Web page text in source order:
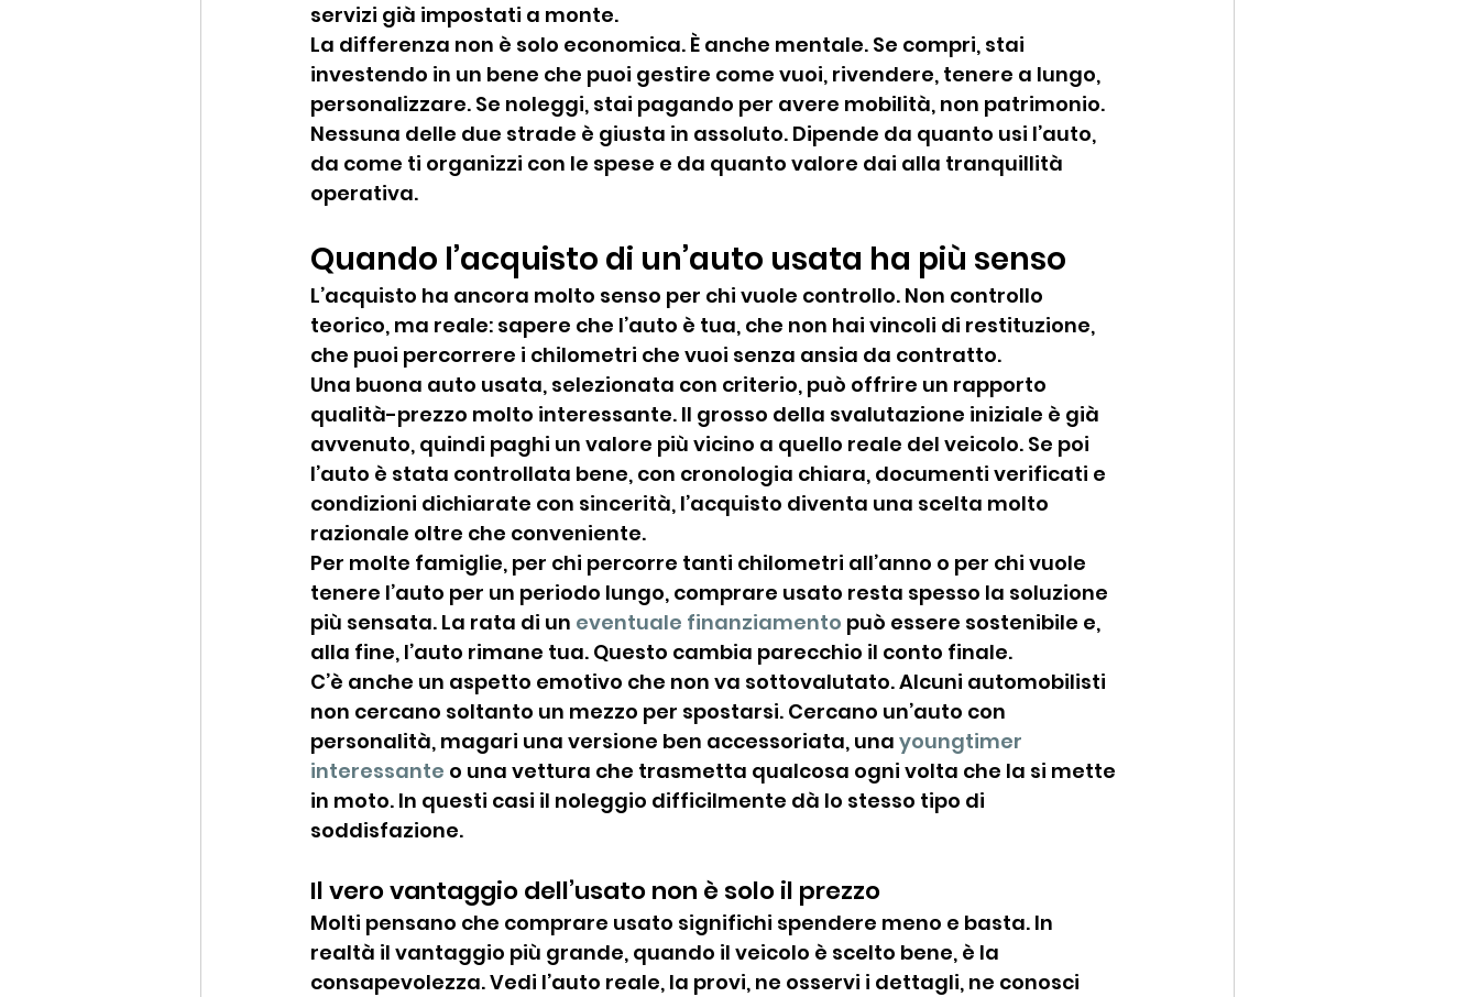
servizi già impostati a monte.
La differenza non è solo economica. È anche mentale. Se compri, stai
investendo in un bene che puoi gestire come vuoi, rivendere, tenere a lungo,
personalizzare. Se noleggi, stai pagando per avere mobilità, non patrimonio.
Nessuna delle due strade è giusta in assoluto. Dipende da quanto usi l’auto,
da come ti organizzi con le spese e da quanto valore dai alla tranquillità
operativa.
Quando l’acquisto di un’auto usata ha più senso
L’acquisto ha ancora molto senso per chi vuole controllo. Non controllo
teorico, ma reale: sapere che l’auto è tua, che non hai vincoli di restituzione,
che puoi percorrere i chilometri che vuoi senza ansia da contratto.
Una buona auto usata, selezionata con criterio, può offrire un rapporto
qualità-prezzo molto interessante. Il grosso della svalutazione iniziale è già
avvenuto, quindi paghi un valore più vicino a quello reale del veicolo. Se poi
l’auto è stata controllata bene, con cronologia chiara, documenti verificati e
condizioni dichiarate con sincerità, l’acquisto diventa una scelta molto
razionale oltre che conveniente.
Per molte famiglie, per chi percorre tanti chilometri all’anno o per chi vuole
tenere l’auto per un periodo lungo, comprare usato resta spesso la soluzione
più sensata. La rata di un eventuale finanziamento può essere sostenibile e,
alla fine, l’auto rimane tua. Questo cambia parecchio il conto finale.
C’è anche un aspetto emotivo che non va sottovalutato. Alcuni automobilisti
non cercano soltanto un mezzo per spostarsi. Cercano un’auto con
personalità, magari una versione ben accessoriata, una youngtimer
interessante o una vettura che trasmetta qualcosa ogni volta che la si mette
in moto. In questi casi il noleggio difficilmente dà lo stesso tipo di
soddisfazione.
Il vero vantaggio dell’usato non è solo il prezzo
Molti pensano che comprare usato significhi spendere meno e basta. In
realtà il vantaggio più grande, quando il veicolo è scelto bene, è la
consapevolezza. Vedi l’auto reale, la provi, ne osservi i dettagli, ne conosci